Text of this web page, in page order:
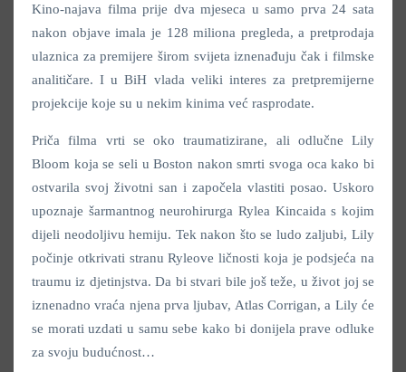
Kino-najava filma prije dva mjeseca u samo prva 24 sata
nakon objave imala je 128 miliona pregleda, a pretprodaja
ulaznica za premijere širom svijeta iznenađuju čak i filmske
analitičare. I u BiH vlada veliki interes za pretpremijerne
projekcije koje su u nekim kinima već rasprodate.
Priča filma vrti se oko traumatizirane, ali odlučne Lily
Bloom koja se seli u Boston nakon smrti svoga oca kako bi
ostvarila svoj životni san i započela vlastiti posao. Uskoro
upoznaje šarmantnog neurohirurga Rylea Kincaida s kojim
dijeli neodoljivu hemiju. Tek nakon što se ludo zaljubi, Lily
počinje otkrivati stranu Ryleove ličnosti koja je podsjeća na
traumu iz djetinjstva. Da bi stvari bile još teže, u život joj se
iznenadno vraća njena prva ljubav, Atlas Corrigan, a Lily će
se morati uzdati u samu sebe kako bi donijela prave odluke
za svoju budućnost…